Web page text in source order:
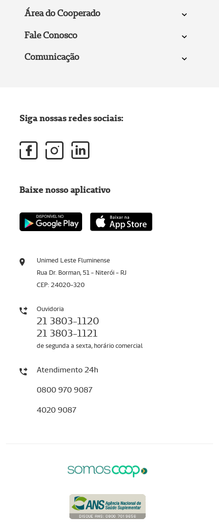
Área do Cooperado
Fale Conosco
Comunicação
Unimed Leste Fluminense
Rua Dr. Borman, 51 - Niterói - RJ
CEP: 24020-320
Ouvidoria
21 3803-1120
21 3803-1121
de segunda a sexta, horário comercial
Atendimento 24h
0800 970 9087
4020 9087
Siga nossas redes sociais:
Baixe nosso aplicativo